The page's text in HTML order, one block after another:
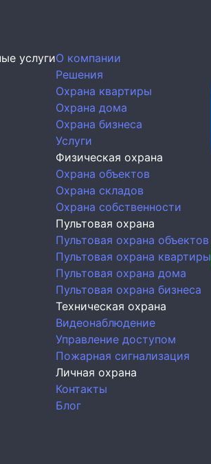
услугиО компании
Решения
Охрана квартиры
Охрана дома
Охрана бизнеса
Услуги
Физическая охрана
Охрана объектов
Охрана складов
Охрана собственности
Пультовая охрана
Пультовая охрана объектов
Пультовая охрана квартиры
Пультовая охрана дома
Пультовая охрана бизнеса
Техническая охрана
Видеонаблюдение
Управление доступом
Пожарная сигнализация
Личная охрана
Контакты
Блог